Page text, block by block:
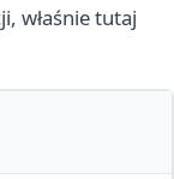
właśnie tutaj